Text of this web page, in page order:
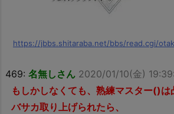
https://jbbs.shitaraba.net/bbs/read.cgi/
469: 名無しさん 2020/01/10(金)
もしかしなくても、熟練マスター()は
バサカ取り上げられたら、